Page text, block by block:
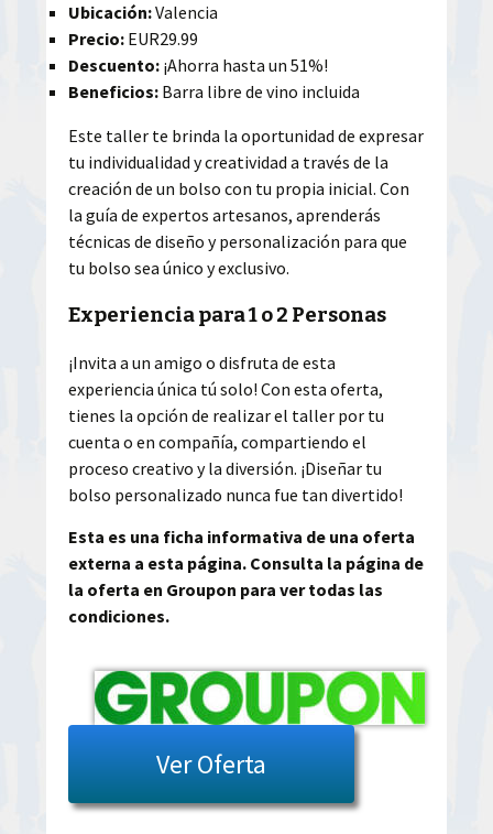
Ubicación:Valencia
Precio: EUR29.99
Descuento: ¡Ahorra hasta un 51%!
Beneficios: Barra libre de vino incluida
Este taller te brinda la oportunidad de expresar
tu individualidad y creatividad a través de la
creación de un bolso con tu propia inicial. Con
la guía de expertos artesanos, aprenderás
técnicas de diseño y personalización para que
tu bolso sea único y exclusivo.
Experiencia para 1 o 2 Personas
¡Invita a un amigo o disfruta de esta
experiencia única tú solo! Con esta oferta,
tienes la opción de realizar el taller por tu
cuenta o en compañía, compartiendo el
proceso creativo y la diversión. ¡Diseñar tu
bolso personalizado nunca fue tan divertido!
Esta es una ficha informativa de una oferta
externa a esta página. Consulta la página de
la oferta en Groupon para ver todas las
condiciones.
Ver Oferta